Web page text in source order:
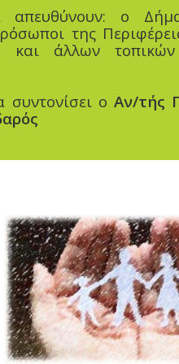
απευθύνουν: ο
της
και άλλων
ο Αν/τής